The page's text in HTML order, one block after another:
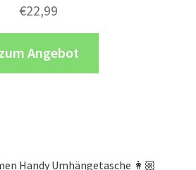
€22,99
Angebot
Handy Umhängetasche 👩🏼